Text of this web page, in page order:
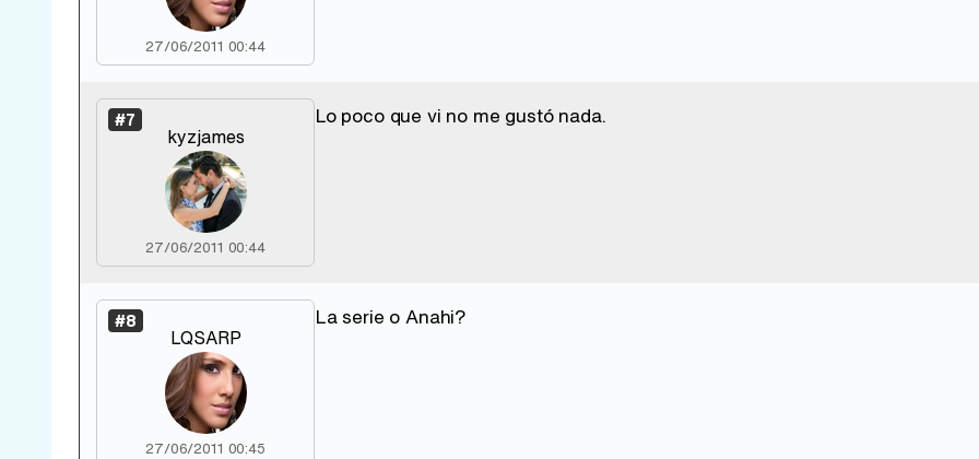
27/06/2011 00:44
#7
kyzjames
27/06/2011 00:44
Lo poco que vi no me gustó nada.
#8
LQSARP
27/06/2011 00:45
La serie o Anahi?